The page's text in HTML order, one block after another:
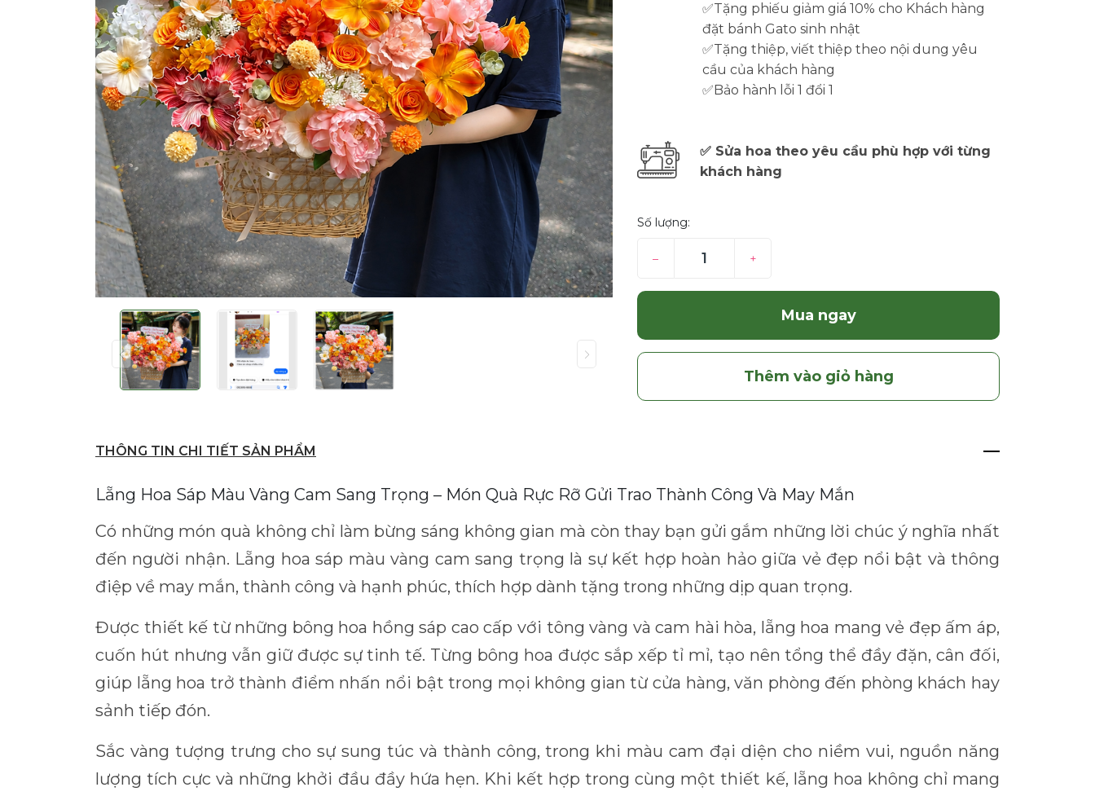
✅Tặng phiếu giảm giá 10% cho Khách hàng
đặt bánh Gato sinh nhật
✅Tặng thiệp, viết thiệp theo nội dung yêu
cầu của khách hàng
✅Bảo hành lỗi 1 đổi 1
✅ Sửa hoa theo yêu cầu phù hợp với từng
khách hàng
Số lượng:
– +
Mua ngay
Thêm vào giỏ hàng
THÔNG TIN CHI TIẾT SẢN PHẨM
Lẵng Hoa Sáp Màu Vàng Cam Sang Trọng – Món Quà Rực Rỡ Gửi Trao Thành Công Và May Mắn
Có những món quà không chỉ làm bừng sáng không gian mà còn thay bạn gửi gắm những lời chúc ý nghĩa nhất
đến người nhận. Lẵng hoa sáp màu vàng cam sang trọng là sự kết hợp hoàn hảo giữa vẻ đẹp nổi bật và thông
điệp về may mắn, thành công và hạnh phúc, thích hợp dành tặng trong những dịp quan trọng.
Được thiết kế từ những bông hoa hồng sáp cao cấp với tông vàng và cam hài hòa, lẵng hoa mang vẻ đẹp ấm áp,
cuốn hút nhưng vẫn giữ được sự tinh tế. Từng bông hoa được sắp xếp tỉ mỉ, tạo nên tổng thể đầy đặn, cân đối,
giúp lẵng hoa trở thành điểm nhấn nổi bật trong mọi không gian từ cửa hàng, văn phòng đến phòng khách hay
sảnh tiếp đón.
Sắc vàng tượng trưng cho sự sung túc và thành công, trong khi màu cam đại diện cho niềm vui, nguồn năng
lượng tích cực và những khởi đầu đầy hứa hẹn. Khi kết hợp trong cùng một thiết kế, lẵng hoa không chỉ mang